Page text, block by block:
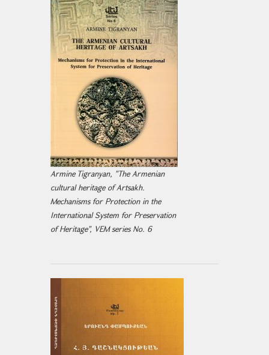
Armine Tigranyan, "The Armenian
cultural heritage of Artsakh.
Mechanisms for Protection in the
International System for Preservation
of Heritage", VEM series No. 6